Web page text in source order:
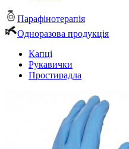
Парафінотерапія
Одноразова продукція
Капці
Рукавички
Простирадла